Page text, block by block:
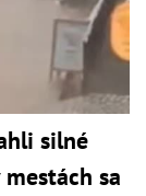
silné
sa